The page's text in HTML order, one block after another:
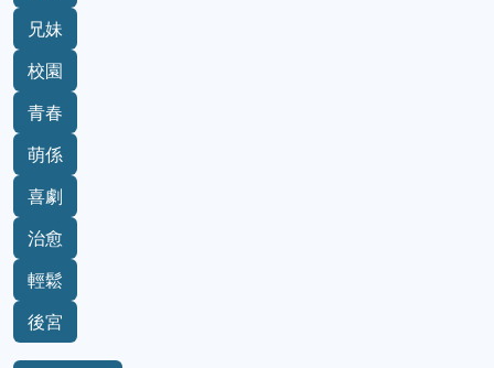
兄妹
校園
青春
萌係
喜劇
治愈
輕鬆
後宮